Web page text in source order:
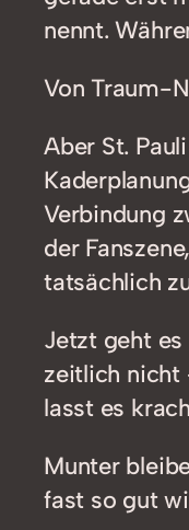
nennt.
Von Traum-
Aber St.
Verbindung
der
tatsächlich
Jetzt geht
zeitlich nicht
lasst es
Munter
fast so gut